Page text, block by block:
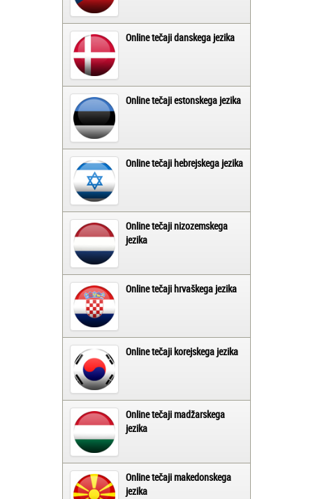
Online tečaji danskega jezika
Online tečaji estonskega jezika
Online tečaji hebrejskega jezika
Online tečaji nizozemskega
jezika
Online tečaji hrvaškega jezika
Online tečaji korejskega jezika
Online tečaji madžarskega
jezika
Online tečaji makedonskega
jezika